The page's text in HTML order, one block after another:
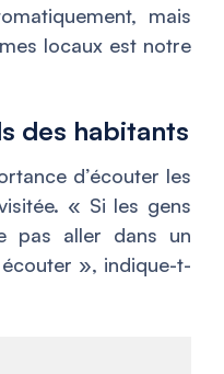
mais
locaux est notre
des habitants
d’écouter les
« Si les gens
pas aller dans un
», indique-t-